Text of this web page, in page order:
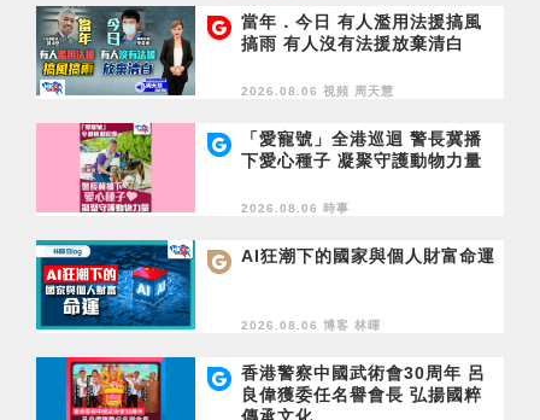
當年．今日 有人濫用法援搞風
搞雨 有人沒有法援放棄清白
2026.08.06 視頻 周天慧
「愛寵號」全港巡迴 警長冀播
下愛心種子 凝聚守護動物力量
2026.08.06 時事
AI狂潮下的國家與個人財富命運
2026.08.06 博客 林暉
香港警察中國武術會30周年 呂
良偉獲委任名譽會長 弘揚國粹